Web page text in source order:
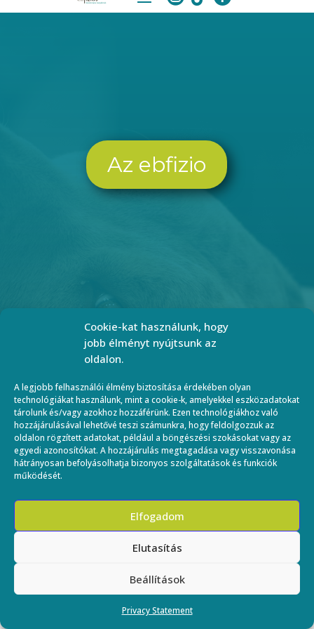
Cookie-kat használunk, hogy
jobb élményt nyújtsunk az
oldalon.
A legjobb felhasználói élmény biztosítása érdekében olyan
technológiákat használunk, mint a cookie-k, amelyekkel eszközadatokat
tárolunk és/vagy azokhoz hozzáférünk. Ezen technológiákhoz való
hozzájárulásával lehetővé teszi számunkra, hogy feldolgozzuk az
oldalon rögzített adatokat, például a böngészési szokásokat vagy az
egyedi azonosítókat. A hozzájárulás megtagadása vagy visszavonása
hátrányosan befolyásolhatja bizonyos szolgáltatások és funkciók
működését.
Elfogadom
Elutasítás
Beállítások
Privacy Statement
Az ebfizio
Email:
ebfizio.hu@gmail.com,
info@ebfizio.hu
Cím:1048 Falemez
1116 Rétköz u.16. (volt
FeliCaVet Állatkórház)
tájékoztató
Írj
nekünk
Copyright © 2026 ebfizioMinden jog fenntartva